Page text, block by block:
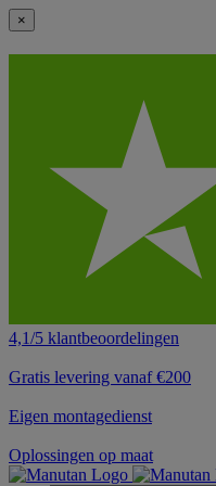
×
4,1/5 klantbeoordelingen
Gratis levering vanaf €200
Eigen montagedienst
Oplossingen op maat